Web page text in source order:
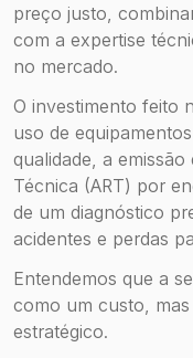
preço justo,
com a expertise
no mercado.
O investimento feito
uso de
qualidade, a
Técnica (ART) por
de um diagnóstico
acidentes e perdas
Entendemos que a
como um custo,
estratégico.